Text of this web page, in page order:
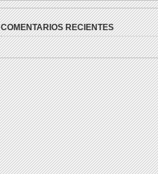
COMENTARIOS RECIENTES